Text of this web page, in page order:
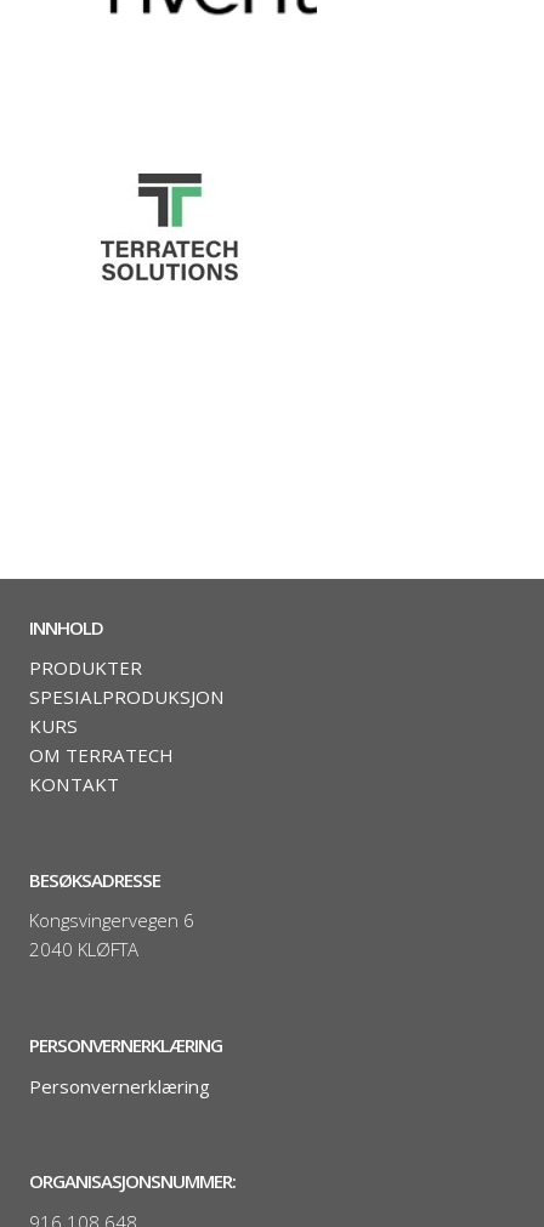
INNHOLD
PRODUKTER
SPESIALPRODUKSJON
KURS
OM TERRATECH
KONTAKT
BESØKSADRESSE
Kongsvingervegen 6
2040 KLØFTA
PERSONVERNERKLÆRING
Personvernerklæring
ORGANISASJONSNUMMER:
916 108 648